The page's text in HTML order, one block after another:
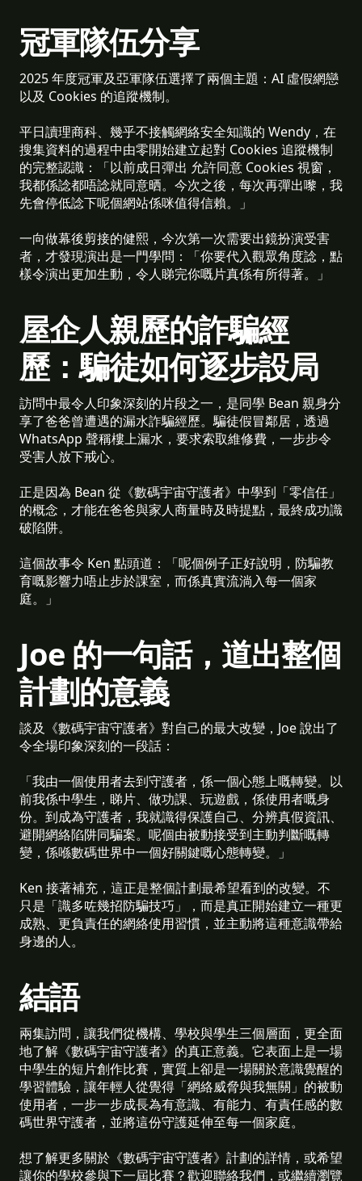
冠軍隊伍分享
2025 年度冠軍及亞軍隊伍選擇了兩個主題：AI 虛假網戀
以及 Cookies 的追蹤機制。
平日讀理商科、幾乎不接觸網絡安全知識的 Wendy，在
搜集資料的過程中由零開始建立起對 Cookies 追蹤機制
的完整認識：「以前成日彈出 允許同意 Cookies 視窗，
我都係諗都唔諗就同意晒。今次之後，每次再彈出嚟，我
先會停低諗下呢個網站係咪值得信賴。」
一向做幕後剪接的健熙，今次第一次需要出鏡扮演受害
者，才發現演出是一門學問：「你要代入觀眾角度諗，點
樣令演出更加生動，令人睇完你嘅片真係有所得著。」
屋企人親歷的詐騙經
歷：騙徒如何逐步設局
訪問中最令人印象深刻的片段之一，是同學 Bean 親身分
享了爸爸曾遭遇的漏水詐騙經歷。騙徒假冒鄰居，透過
WhatsApp 聲稱樓上漏水，要求索取維修費，一步步令
受害人放下戒心。
正是因為 Bean 從《數碼宇宙守護者》中學到「零信任」
的概念，才能在爸爸與家人商量時及時提點，最終成功識
破陷阱。
這個故事令 Ken 點頭道：「呢個例子正好說明，防騙教
育嘅影響力唔止步於課室，而係真實流淌入每一個家
庭。」
Joe 的一句話，道出整個
計劃的意義
談及《數碼宇宙守護者》對自己的最大改變，Joe 說出了
令全場印象深刻的一段話：
「我由一個使用者去到守護者，係一個心態上嘅轉變。以
前我係中學生，睇片、做功課、玩遊戲，係使用者嘅身
份。到成為守護者，我就識得保護自己、分辨真假資訊、
避開網絡陷阱同騙案。呢個由被動接受到主動判斷嘅轉
變，係喺數碼世界中一個好關鍵嘅心態轉變。」
Ken 接著補充，這正是整個計劃最希望看到的改變。不
只是「識多咗幾招防騙技巧」，而是真正開始建立一種更
成熟、更負責任的網絡使用習慣，並主動將這種意識帶給
身邊的人。
結語
兩集訪問，讓我們從機構、學校與學生三個層面，更全面
地了解《數碼宇宙守護者》的真正意義。它表面上是一場
中學生的短片創作比賽，實質上卻是一場關於意識覺醒的
學習體驗，讓年輕人從覺得「網絡威脅與我無關」的被動
使用者，一步一步成長為有意識、有能力、有責任感的數
碼世界守護者，並將這份守護延伸至每一個家庭。
想了解更多關於《數碼宇宙守護者》計劃的詳情，或希望
讓你的學校參與下一屆比賽？歡迎聯絡我們，或繼續瀏覽